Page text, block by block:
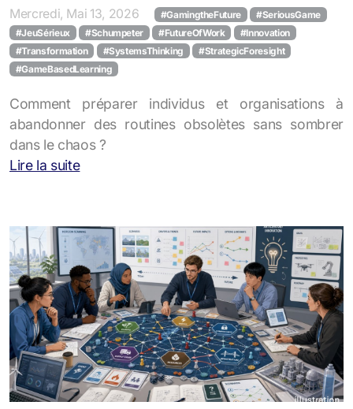
Mercredi, Mai 13, 2026 #GamingtheFuture
#SeriousGame
#JeuSérieux
#Schumpeter #FutureOfWork
#Innovation
#Transformation
#SystemsThinking
#StrategicForesight
#GameBasedLearning
Comment préparer individus et organisations à
abandonner des routines obsolètes sans sombrer
dans le chaos ?
Lire la suite